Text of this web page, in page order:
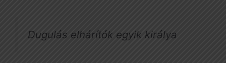
Dugulás elhárítók egyik királya